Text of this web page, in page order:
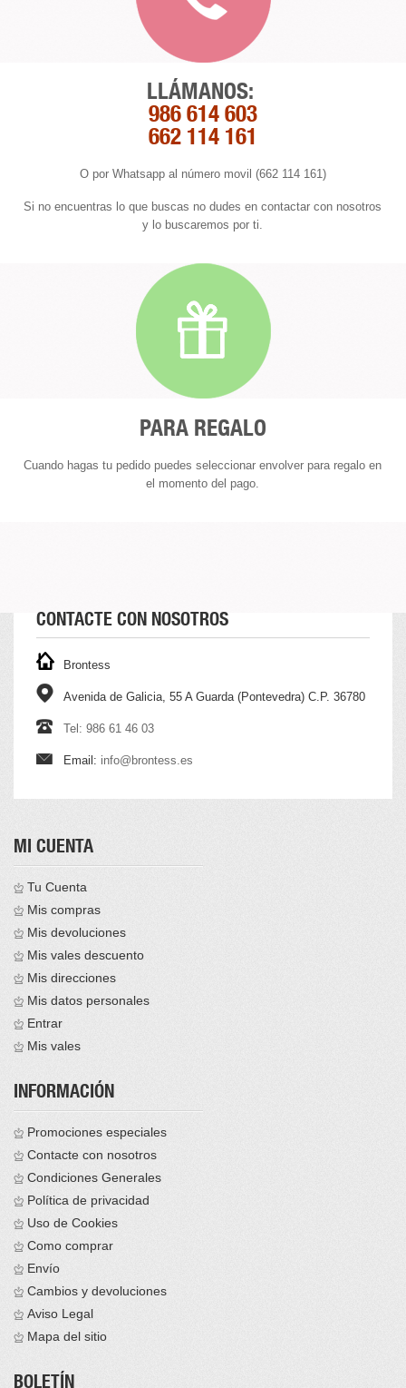
LLÁMANOS:
986 614 603
662 114 161
O por Whatsapp al número movil (662 114 161)
Si no encuentras lo que buscas no dudes en contactar con nosotros
y lo buscaremos por ti.
PARA REGALO
Cuando hagas tu pedido puedes seleccionar envolver para regalo en
el momento del pago.
CONTACTE CON NOSOTROS
Brontess
Avenida de Galicia, 55 A Guarda (Pontevedra) C.P. 36780
Tel: 986 61 46 03
Email: info@brontess.es
MI CUENTA
Tu Cuenta
Mis compras
Mis devoluciones
Mis vales descuento
Mis direcciones
Mis datos personales
Entrar
Mis vales
INFORMACIÓN
Promociones especiales
Contacte con nosotros
Condiciones Generales
Política de privacidad
Uso de Cookies
Como comprar
Envío
Cambios y devoluciones
Aviso Legal
Mapa del sitio